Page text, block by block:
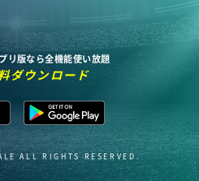
リ版なら全機能使い放題
ダウンロード
ALL RIGHTS RESERVED.